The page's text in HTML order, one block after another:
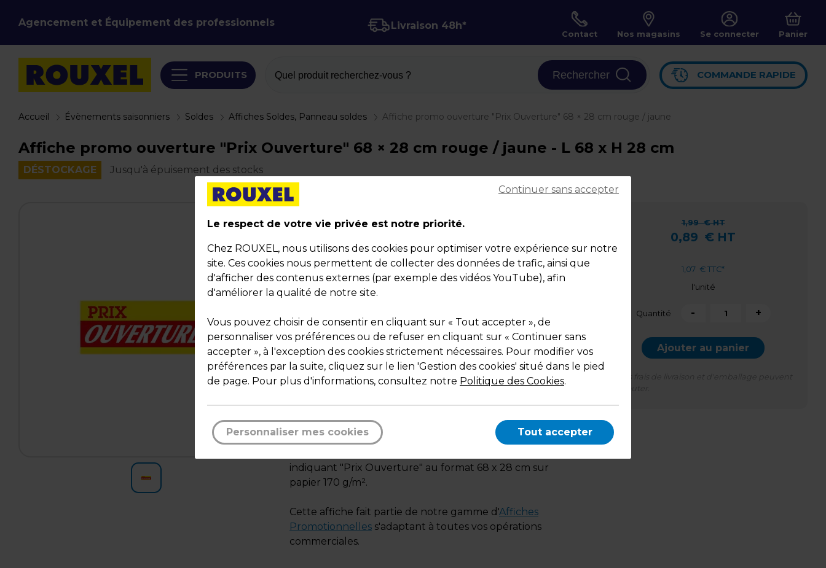
Agencement et Équipement des professionnels Livraison 48h*
Contact Nos magasins Se connecter Panier
PRODUITS Quel produit recherchez-vous ? Rechercher COMMANDE RAPIDE
Accueil Évènements saisonniers Soldes Affiches Soldes, Panneau soldes Affiche promo ouverture "Prix Ouverture" 68 × 28 cm rouge / jaune
Affiche promo ouverture "Prix Ouverture" 68 × 28 cm rouge / jaune - L 68 x H 28 cm
DÉSTOCKAGE Jusqu'à épuisement des stocks
rouge / jaune
Code :104728
Couleur : Rouge / Jaune
Matière : Papier
Poids : 0,04 kg
1,99€ HT
0,89 € HT
1,07 € TTC*
l'unité
Quantité - +
Ajouter au panier
Description
indiquant "Prix Ouverture" au format 68 x 28 cm sur
papier 170 g/m².
Cette affiche fait partie de notre gamme d'Affiches
Promotionnelles s'adaptant à toutes vos opérations
commerciales.
Le respect de votre vie privée est notre priorité.
Chez ROUXEL, nous utilisons des cookies pour optimiser votre expérience sur notre
site. Ces cookies nous permettent de collecter des données de trafic, ainsi que
d'afficher des contenus externes (par exemple des vidéos YouTube), afin
d'améliorer la qualité de notre site.
Vous pouvez choisir de consentir en cliquant sur « Tout accepter », de
personnaliser vos préférences ou de refuser en cliquant sur « Continuer sans
accepter », à l'exception des cookies strictement nécessaires. Pour modifier vos
préférences par la suite, cliquez sur le lien 'Gestion des cookies' situé dans le pied
de page. Pour plus d'informations, consultez notre Politique des Cookies.
Continuer sans accepter
Personnaliser mes cookies Tout accepter